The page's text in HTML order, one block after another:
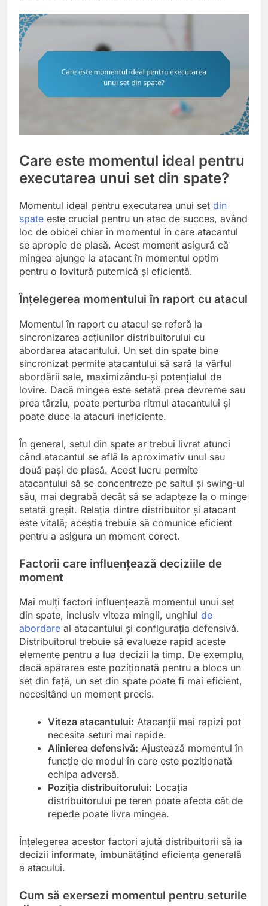
Care este momentul ideal pentru
executarea unui set din spate?
Momentul ideal pentru executarea unui set din
spate este crucial pentru un atac de succes, având
loc de obicei chiar în momentul în care atacantul
se apropie de plasă. Acest moment asigură că
mingea ajunge la atacant în momentul optim
pentru o lovitură puternică și eficientă.
Înțelegerea momentului în raport cu atacul
Momentul în raport cu atacul se referă la
sincronizarea acțiunilor distribuitorului cu
abordarea atacantului. Un set din spate bine
sincronizat permite atacantului să sară la vârful
abordării sale, maximizându-și potențialul de
lovire. Dacă mingea este setată prea devreme sau
prea târziu, poate perturba ritmul atacantului și
poate duce la atacuri ineficiente.
În general, setul din spate ar trebui livrat atunci
când atacantul se află la aproximativ unul sau
două pași de plasă. Acest lucru permite
atacantului să se concentreze pe saltul și swing-ul
său, mai degrabă decât să se adapteze la o minge
setată greșit. Relația dintre distribuitor și atacant
este vitală; aceștia trebuie să comunice eficient
pentru a asigura un moment corect.
Factorii care influențează deciziile de
moment
Mai mulți factori influențează momentul unui set
din spate, inclusiv viteza mingii, unghiul de
abordare al atacantului și configurația defensivă.
Distribuitorul trebuie să evalueze rapid aceste
elemente pentru a lua decizii la timp. De exemplu,
dacă apărarea este poziționată pentru a bloca un
set din față, un set din spate poate fi mai eficient,
necesitând un moment precis.
Viteza atacantului: Atacanții mai rapizi pot
necesita seturi mai rapide.
Alinierea defensivă: Ajustează momentul în
funcție de modul în care este poziționată
echipa adversă.
Poziția distribuitorului: Locația
distribuitorului pe teren poate afecta cât de
repede poate livra mingea.
Înțelegerea acestor factori ajută distribuitorii să ia
decizii informate, îmbunătățind eficiența generală
a atacului.
Cum să exersezi momentul pentru seturile